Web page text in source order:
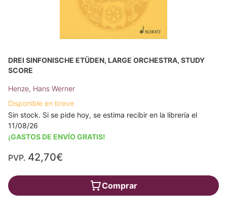
DREI SINFONISCHE ETÜDEN, LARGE ORCHESTRA, STUDY
SCORE
Henze, Hans Werner
Disponible en breve
Sin stock. Si se pide hoy, se estima recibir en la librería el
11/08/26
¡GASTOS DE ENVÍO GRATIS!
PVP. 42,70€
Comprar